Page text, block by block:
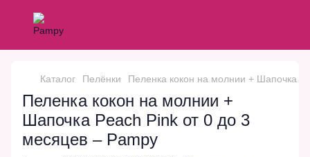
Каталог Пелёнки Пеленка кокон на молнии + Шапочка
Пеленка кокон на молнии +
Шапочка Peach Pink от 0 до 3
месяцев – Pampy